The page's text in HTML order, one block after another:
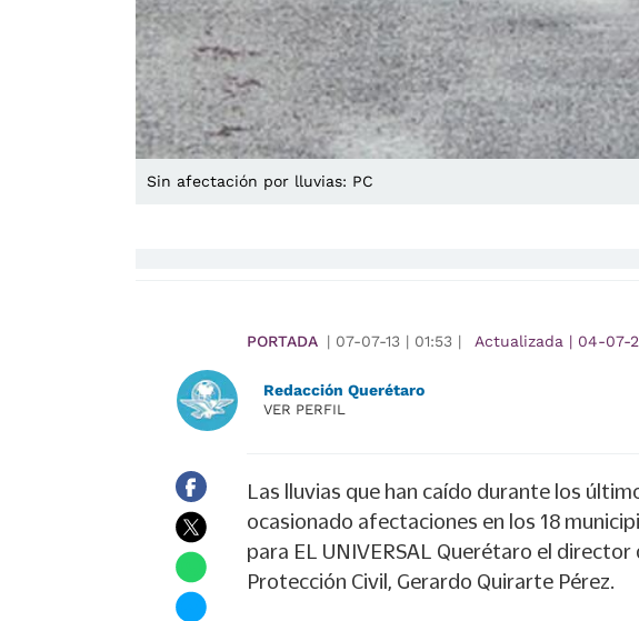
Sin afectación por lluvias: PC
PORTADA | 07-07-13 | 01:53 | Actualizada | 04-07-
Redacción Querétaro
VER PERFIL
Las lluvias que han caído durante los
ocasionado afectaciones en los 18
para EL UNIVERSAL Querétaro el
Protección Civil, Gerardo Quirarte Pérez.